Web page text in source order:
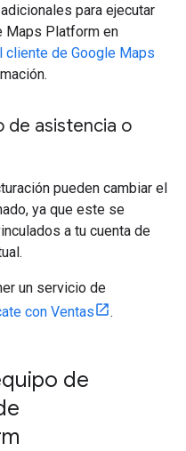
para ejecutar
Maps Platform en
cliente de Google Maps
de asistencia o
pueden cambiar el
ya que este se
a tu cuenta de
un servicio de
con Ventas .
de